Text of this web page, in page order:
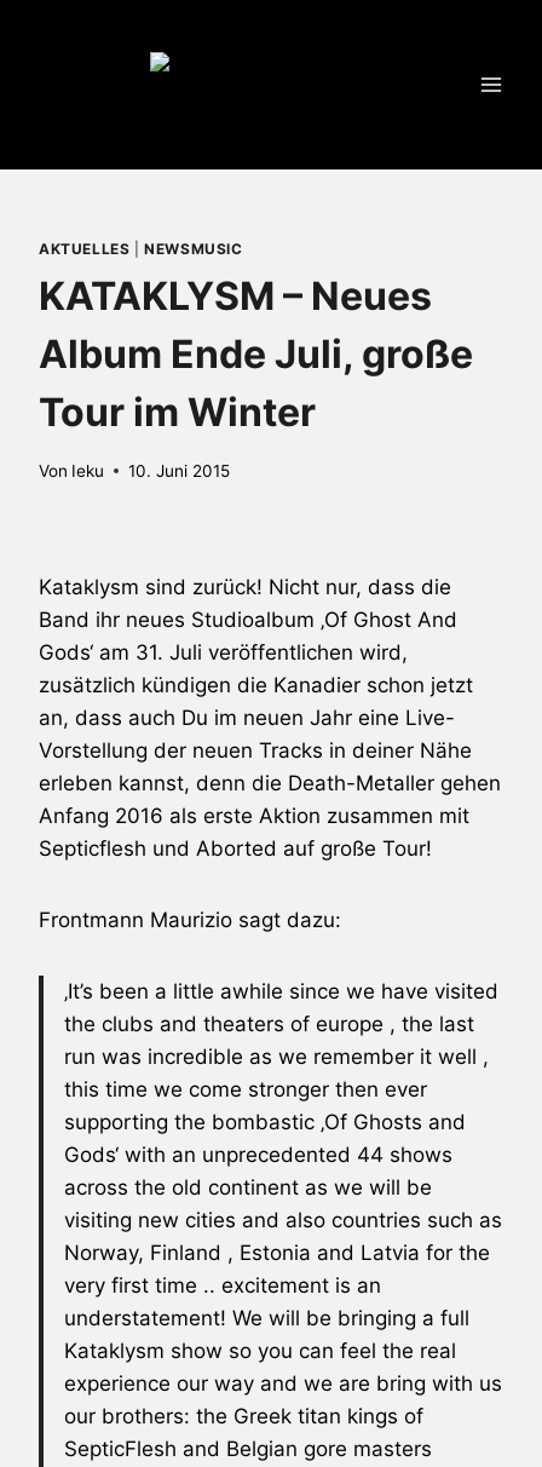
AKTUELLES |NEWSMUSIC
KATAKLYSM – Neues
Album Ende Juli, große
Tour im Winter
Von Ieku 10. Juni 2015
Kataklysm sind zurück! Nicht nur, dass die
Band ihr neues Studioalbum ‚Of Ghost And
Gods‘ am 31. Juli veröffentlichen wird,
zusätzlich kündigen die Kanadier schon jetzt
an, dass auch Du im neuen Jahr eine Live-
Vorstellung der neuen Tracks in deiner Nähe
erleben kannst, denn die Death-Metaller gehen
Anfang 2016 als erste Aktion zusammen mit
Septicflesh und Aborted auf große Tour!
Frontmann Maurizio sagt dazu:
‚It’s been a little awhile since we have visited
the clubs and theaters of europe , the last
run was incredible as we remember it well ,
this time we come stronger then ever
supporting the bombastic ‚Of Ghosts and
Gods‘ with an unprecedented 44 shows
across the old continent as we will be
visiting new cities and also countries such as
Norway, Finland , Estonia and Latvia for the
very first time .. excitement is an
understatement! We will be bringing a full
Kataklysm show so you can feel the real
experience our way and we are bring with us
our brothers: the Greek titan kings of
SepticFlesh and Belgian gore masters